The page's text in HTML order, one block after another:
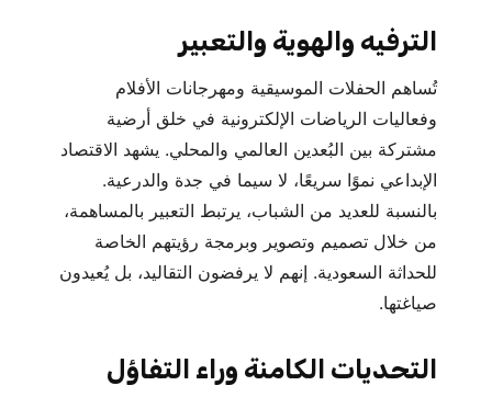
الترفيه والهوية والتعبير
تُساهم الحفلات الموسيقية ومهرجانات الأفلام
وفعاليات الرياضات الإلكترونية في خلق أرضية
مشتركة بين البُعدين العالمي والمحلي. يشهد الاقتصاد
الإبداعي نموًا سريعًا، لا سيما في جدة والدرعية.
بالنسبة للعديد من الشباب، يرتبط التعبير بالمساهمة،
من خلال تصميم وتصوير وبرمجة رؤيتهم الخاصة
للحداثة السعودية. إنهم لا يرفضون التقاليد، بل يُعيدون
صياغتها.
التحديات الكامنة وراء التفاؤل